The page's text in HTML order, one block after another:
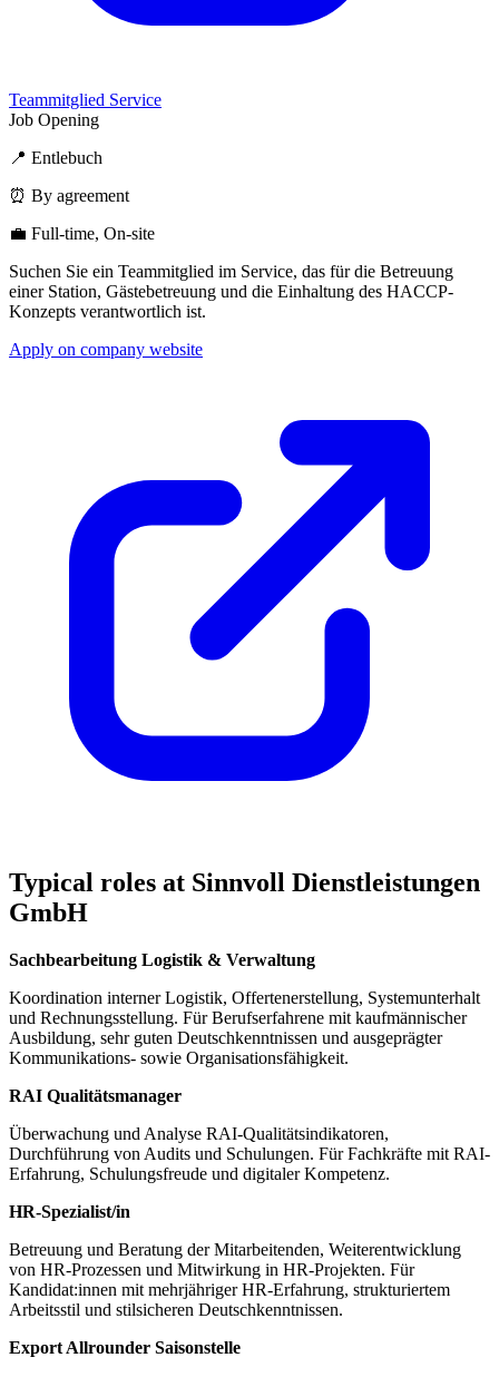
Teammitglied Service
Job Opening
📍 Entlebuch
⏰ By agreement
💼 Full-time, On-site
Suchen Sie ein Teammitglied im Service, das für die Betreuung
einer Station, Gästebetreuung und die Einhaltung des HACCP-
Konzepts verantwortlich ist.
Apply on company website
Typical roles at Sinnvoll Dienstleistungen
GmbH
Sachbearbeitung Logistik & Verwaltung
Koordination interner Logistik, Offertenerstellung, Systemunterhalt
und Rechnungsstellung. Für Berufserfahrene mit kaufmännischer
Ausbildung, sehr guten Deutschkenntnissen und ausgeprägter
Kommunikations- sowie Organisationsfähigkeit.
RAI Qualitätsmanager
Überwachung und Analyse RAI-Qualitätsindikatoren,
Durchführung von Audits und Schulungen. Für Fachkräfte mit RAI-
Erfahrung, Schulungsfreude und digitaler Kompetenz.
HR-Spezialist/in
Betreuung und Beratung der Mitarbeitenden, Weiterentwicklung
von HR-Prozessen und Mitwirkung in HR-Projekten. Für
Kandidat:innen mit mehrjähriger HR-Erfahrung, strukturiertem
Arbeitsstil und stilsicheren Deutschkenntnissen.
Export Allrounder Saisonstelle